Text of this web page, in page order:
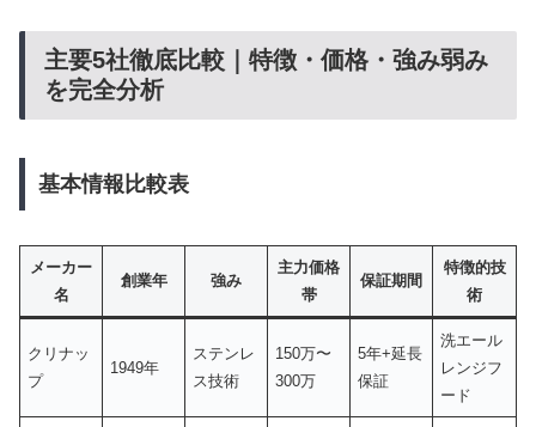
主要5社徹底比較｜特徴・価格・強み弱み
を完全分析
基本情報比較表
メーカー
名
創業年 強み
主力価格
帯
保証期間
特徴的技
術
クリナッ
プ
1949年
ステンレ
ス技術
150万〜
300万
5年+延長
保証
洗エール
レンジフ
ード